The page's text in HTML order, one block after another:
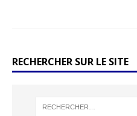
RECHERCHER SUR LE SITE